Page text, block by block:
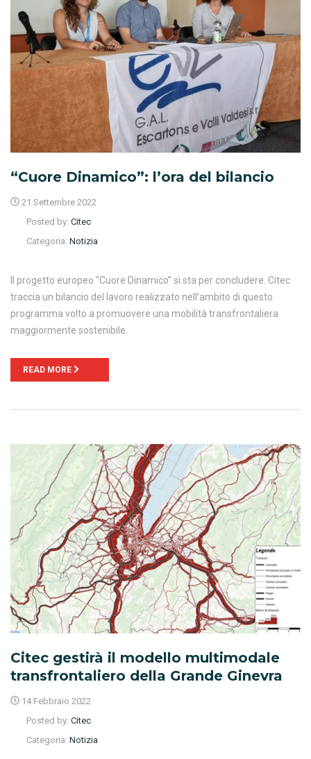
“Cuore Dinamico”: l’ora del bilancio
21 Settembre 2022
Posted by: Citec
Categoria: Notizia
Il progetto europeo “Cuore Dinamico” si sta per concludere. Citec
traccia un bilancio del lavoro realizzato nell’ambito di questo
programma volto a promuovere una mobilità transfrontaliera
maggiormente sostenibile.
READ MORE
Citec gestirà il modello multimodale
transfrontaliero della Grande Ginevra
14 Febbraio 2022
Posted by: Citec
Categoria: Notizia